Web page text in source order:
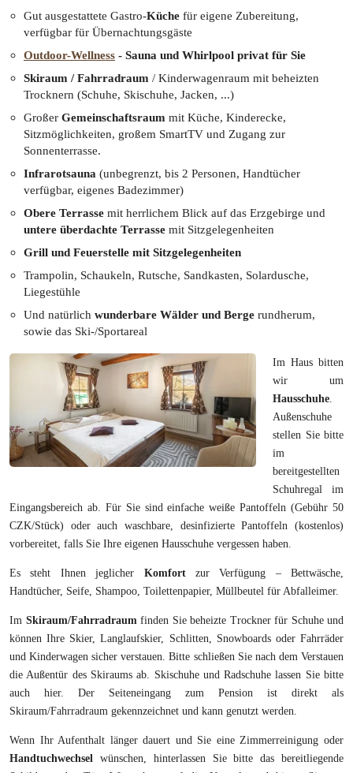
Gut ausgestattete Gastro-Küche für eigene Zubereitung,
verfügbar für Übernachtungsgäste
Outdoor-Wellness - Sauna und Whirlpool privat für Sie
Skiraum / Fahrradraum / Kinderwagenraum mit beheizten
Trocknern (Schuhe, Skischuhe, Jacken, ...)
Großer Gemeinschaftsraum mit Küche, Kinderecke,
Sitzmöglichkeiten, großem SmartTV und Zugang zur
Sonnenterrasse.
Infrarotsauna (unbegrenzt, bis 2 Personen, Handtücher
verfügbar, eigenes Badezimmer)
Obere Terrasse mit herrlichem Blick auf das Erzgebirge und
untere überdachte Terrasse mit Sitzgelegenheiten
Grill und Feuerstelle mit Sitzgelegenheiten
Trampolin, Schaukeln, Rutsche, Sandkasten, Solardusche,
Liegestühle
Und natürlich wunderbare Wälder und Berge rundherum,
sowie das Ski-/Sportareal
Im Haus bitten
wir um
Hausschuhe.
Außenschuhe
stellen Sie bitte
im
bereitgestellten
Schuhregal im
Eingangsbereich ab. Für Sie sind einfache weiße Pantoffeln (Gebühr 50
CZK/Stück) oder auch waschbare, desinfizierte Pantoffeln (kostenlos)
vorbereitet, falls Sie Ihre eigenen Hausschuhe vergessen haben.
Es steht Ihnen jeglicher Komfortzur Verfügung – Bettwäsche,
Handtücher, Seife, Shampoo, Toilettenpapier, Müllbeutel für Abfalleimer.
Im Skiraum/Fahrradraumfinden Sie beheizte Trockner für Schuhe und
können Ihre Skier, Langlaufskier, Schlitten, Snowboards oder Fahrräder
und Kinderwagen sicher verstauen. Bitte schließen Sie nach dem Verstauen
die Außentür des Skiraums ab. Skischuhe und Radschuhe lassen Sie bitte
auch hier. Der Seiteneingang zum Pension ist direkt als
Skiraum/Fahrradraum gekennzeichnet und kann genutzt werden.
Wenn Ihr Aufenthalt länger dauert und Sie eine Zimmerreinigung oder
Handtuchwechsel wünschen, hinterlassen Sie bitte das bereitliegende